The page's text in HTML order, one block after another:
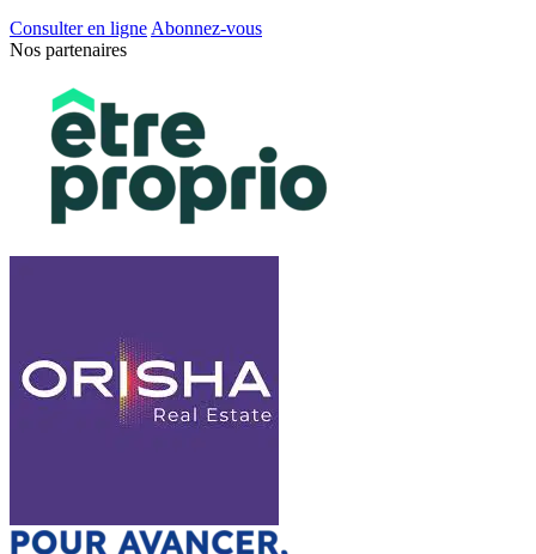
Consulter en ligneAbonnez-vous
Nos partenaires